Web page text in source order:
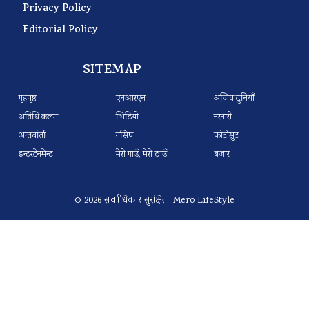
Privacy Policy
Editorial Policy
SITEMAP
गृहपृष्ठ
अतिथि कलम
अन्तर्वार्ता
इन्टरटेनमेन्ट
एनआरएन
भिडियो
गसिप
मेरो गाउँ, मेरो ठाउँ
अजिव दुनियाँ
नरनारी
फोटोसुट
बजार
© 2026 सर्वाधिकार सुरक्षित Mero LifeStyle